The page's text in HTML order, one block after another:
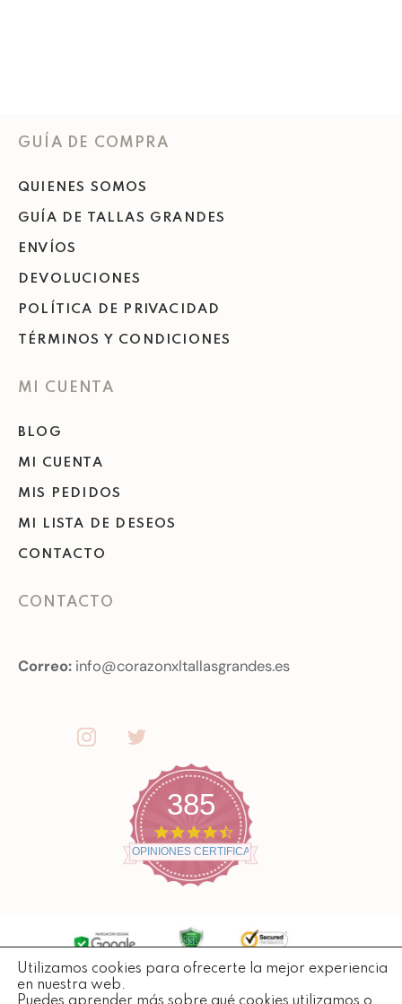
GUÍA DE COMPRA
QUIENES SOMOS
GUÍA DE TALLAS GRANDES
ENVÍOS
DEVOLUCIONES
POLÍTICA DE PRIVACIDAD
TÉRMINOS Y CONDICIONES
MI CUENTA
BLOG
MI CUENTA
MIS PEDIDOS
MI LISTA DE DESEOS
CONTACTO
CONTACTO
Correo: info@corazonxltallasgrandes.es
385
4
.
7
a
t
n
OPINIONES CERTIFICADAS
Copyright ©2026 Todos losderechos reservados.
Utilizamos cookies para ofrecerte la mejor experiencia
en nuestra web.